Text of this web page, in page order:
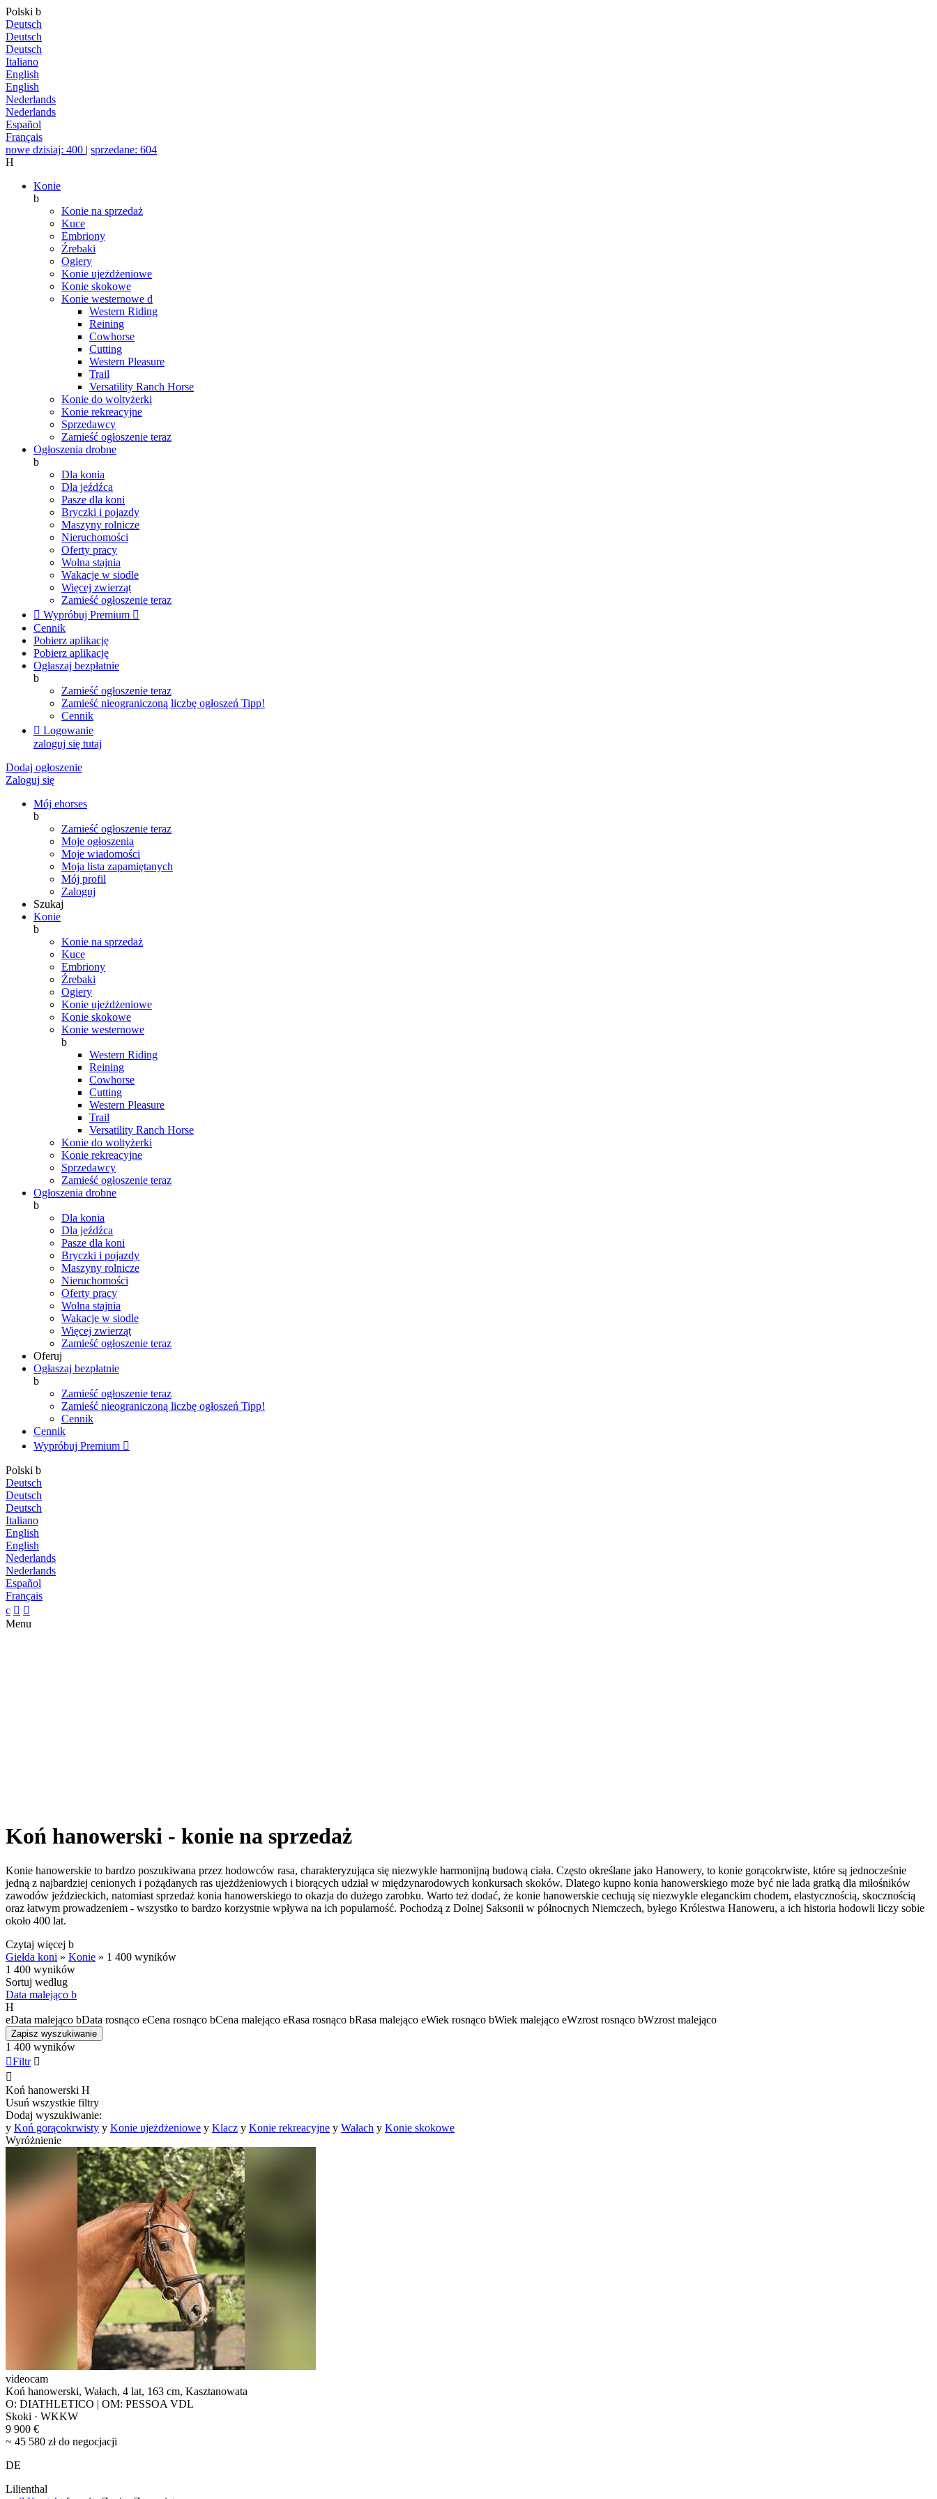
Polski b
Deutsch
Deutsch
Deutsch
Italiano
English
English
Nederlands
Nederlands
Español
Français
nowe dzisiaj: 400 | sprzedane: 604
H
Konie
b
Konie na sprzedaż
Kuce
Embriony
Źrebaki
Ogiery
Konie ujeżdżeniowe
Konie skokowe
Konie westernowe d
Western Riding
Reining
Cowhorse
Cutting
Western Pleasure
Trail
Versatility Ranch Horse
Konie do woltyżerki
Konie rekreacyjne
Sprzedawcy
Zamieść ogłoszenie teraz
Ogłoszenia drobne
b
Dla konia
Dla jeźdźca
Pasze dla koni
Bryczki i pojazdy
Maszyny rolnicze
Nieruchomości
Oferty pracy
Wolna stajnia
Wakacje w siodle
Więcej zwierząt
Zamieść ogłoszenie teraz
 Wypróbuj Premium 
Cennik
Pobierz aplikację
Pobierz aplikację
Ogłaszaj bezpłatnie
b
Zamieść ogłoszenie teraz
Zamieść nieograniczoną liczbę ogłoszeń Tipp!
Cennik
 Logowanie
zaloguj się tutaj
Dodaj ogłoszenie
Zaloguj się
Mój ehorses
b
Zamieść ogłoszenie teraz
Moje ogłoszenia
Moje wiadomości
Moja lista zapamiętanych
Mój profil
Zaloguj
Szukaj
Konie
b
Konie na sprzedaż
Kuce
Embriony
Źrebaki
Ogiery
Konie ujeżdżeniowe
Konie skokowe
Konie westernowe
b
Western Riding
Reining
Cowhorse
Cutting
Western Pleasure
Trail
Versatility Ranch Horse
Konie do woltyżerki
Konie rekreacyjne
Sprzedawcy
Zamieść ogłoszenie teraz
Ogłoszenia drobne
b
Dla konia
Dla jeźdźca
Pasze dla koni
Bryczki i pojazdy
Maszyny rolnicze
Nieruchomości
Oferty pracy
Wolna stajnia
Wakacje w siodle
Więcej zwierząt
Zamieść ogłoszenie teraz
Oferuj
Ogłaszaj bezpłatnie
b
Zamieść ogłoszenie teraz
Zamieść nieograniczoną liczbę ogłoszeń Tipp!
Cennik
Cennik
Wypróbuj Premium 
Polski b
Deutsch
Deutsch
Deutsch
Italiano
English
English
Nederlands
Nederlands
Español
Français
c  
Menu
Koń hanowerski - konie na sprzedaż
Konie hanowerskie to bardzo poszukiwana przez hodowców rasa, charakteryzująca się niezwykle harmonijną budową ciała. Często określane jako Hanowery, to konie gorącokrwiste, które są jednocześnie
jedną z najbardziej cenionych i pożądanych ras ujeżdżeniowych i biorących udział w międzynarodowych konkursach skoków. Dlatego kupno konia hanowerskiego może być nie lada gratką dla miłośników
zawodów jeździeckich, natomiast sprzedaż konia hanowerskiego to okazja do dużego zarobku. Warto też dodać, że konie hanowerskie cechują się niezwykle eleganckim chodem, elastycznością, skocznością
oraz łatwym prowadzeniem - wszystko to bardzo korzystnie wpływa na ich popularność. Pochodzą z Dolnej Saksonii w północnych Niemczech, byłego Królestwa Hanoweru, a ich historia hodowli liczy sobie
około 400 lat.
Czytaj więcej b
Giełda koni » Konie » 1 400 wyników
1 400 wyników
Sortuj według
Data malejąco b
H
eData malejąco bData rosnąco eCena rosnąco bCena malejąco eRasa rosnąco bRasa malejąco eWiek rosnąco bWiek malejąco eWzrost rosnąco bWzrost malejąco
Zapisz wyszukiwanie
1 400 wyników
Filtr 

Koń hanowerski H
Usuń wszystkie filtry
Dodaj wyszukiwanie:
y Koń gorącokrwisty y Konie ujeżdżeniowe y Klacz y Konie rekreacyjne y Wałach y Konie skokowe
Wyróżnienie
videocam
Koń hanowerski, Wałach, 4 lat, 163 cm, Kasztanowata
O: DIATHLETICO | OM: PESSOA VDL
Skoki · WKKW
9 900 €
~ 45 580 zł do negocjacji
DE
Lilienthal